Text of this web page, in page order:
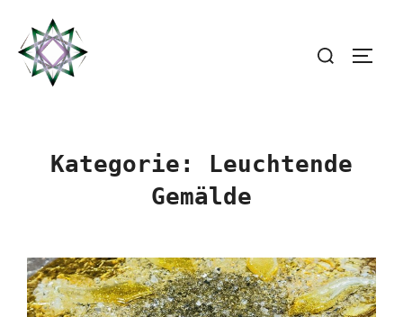
Inhalt
springen
Suchen
Kategorie: Leuchtende
Gemälde